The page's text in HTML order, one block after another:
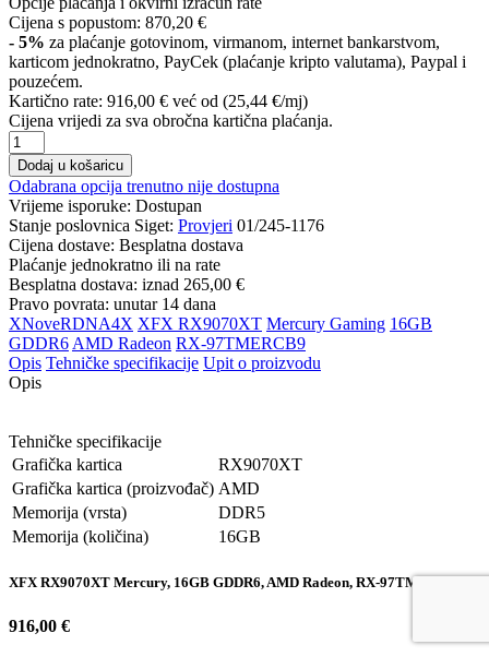
Cijena s popustom: 870,20 €
- 5% za plaćanje gotovinom, virmanom, internet bankarstvom,
karticom jednokratno, PayCek (plaćanje kripto valutama), Paypal i
pouzećem.
Kartično rate: 916,00 € već od (25,44 €/mj)
Cijena vrijedi za sva obročna kartična plaćanja.
Dodaj u košaricu
Odabrana opcija trenutno nije dostupna
Vrijeme isporuke: Dostupan
Stanje poslovnica Siget: Provjeri 01/245-1176
Cijena dostave: Besplatna dostava
Plaćanje jednokratno ili na rate
Besplatna dostava: iznad 265,00 €
Pravo povrata: unutar 14 dana
XNoveRDNA4X XFX RX9070XT Mercury Gaming 16GB
GDDR6 AMD Radeon RX-97TMERCB9
Opis Tehničke specifikacije Upit o proizvodu
Opis
Tehničke specifikacije
Grafička kartica
RX9070XT
Grafička kartica (proizvođač) AMD
Memorija (vrsta)
DDR5
Memorija (količina)
16GB
XFX RX9070XT Mercury, 16GB GDDR6, AMD Radeon, RX-97TMERCB9
916,00 €